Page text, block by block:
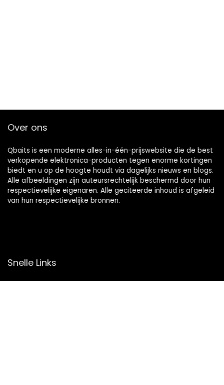
Over ons
Qbaits is een moderne alles-in-één-prijswebsite die de best
verkopende elektronica-producten tegen enorme kortingen
biedt en u op de hoogte houdt via dagelijks nieuws en blogs.
Alle afbeeldingen zijn auteursrechtelijk beschermd door hun
respectievelijke eigenaren. Alle geciteerde inhoud is afgeleid
van hun respectievelijke bronnen.
Snelle Links